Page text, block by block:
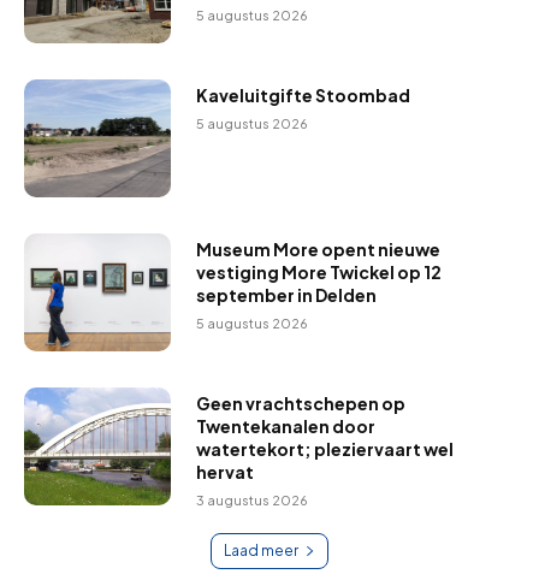
5 augustus 2026
Kaveluitgifte Stoombad
5 augustus 2026
Museum More opent nieuwe
vestiging More Twickel op 12
september in Delden
5 augustus 2026
Geen vrachtschepen op
Twentekanalen door
watertekort; pleziervaart wel
hervat
3 augustus 2026
Laad meer